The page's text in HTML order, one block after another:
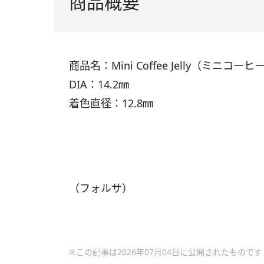
商品名：Mini Coffee Jelly（ミニコーヒー
DIA：14.2㎜
着色直径：12.8㎜
（フォルサ）
※この記事は2026年07月04日に公開されたものです